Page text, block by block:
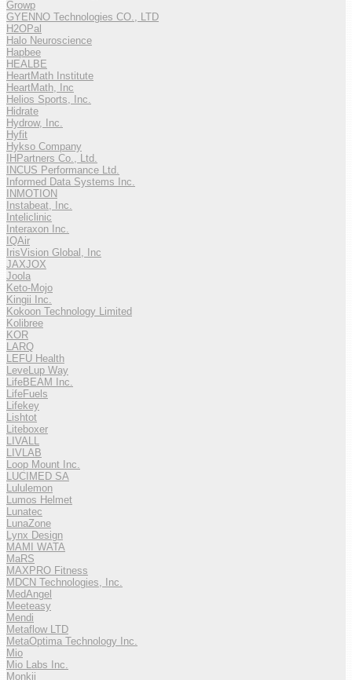
Growp
GYENNO Technologies CO., LTD
H2OPal
Halo Neuroscience
Hapbee
HEALBE
HeartMath Institute
HeartMath, Inc
Helios Sports, Inc.
Hidrate
Hydrow, Inc.
Hyfit
Hykso Company
IHPartners Co., Ltd.
INCUS Performance Ltd.
Informed Data Systems Inc.
INMOTION
Instabeat, Inc.
Inteliclinic
Interaxon Inc.
IQAir
IrisVision Global, Inc
JAXJOX
Joola
Keto-Mojo
Kingii Inc.
Kokoon Technology Limited
Kolibree
KOR
LARQ
LEFU Health
LeveLup Way
LifeBEAM Inc.
LifeFuels
Lifekey
Lishtot
Liteboxer
LIVALL
LIVLAB
Loop Mount Inc.
LUCIMED SA
Lululemon
Lumos Helmet
Lunatec
LunaZone
Lynx Design
MAMI WATA
MaRS
MAXPRO Fitness
MDCN Technologies, Inc.
MedAngel
Meeteasy
Mendi
Metaflow LTD
MetaOptima Technology Inc.
Mio
Mio Labs Inc.
Monkii